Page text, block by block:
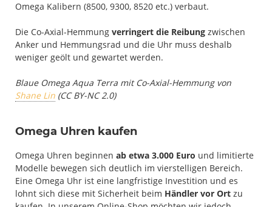
Omega Kalibern (8500, 9300, 8520 etc.) verbaut.
Die Co-Axial-Hemmung verringert die Reibung zwischen
Anker und Hemmungsrad und die Uhr muss deshalb
weniger geölt und gewartet werden.
Blaue Omega Aqua Terra mit Co-Axial-Hemmung von
Shane Lin (CC BY-NC 2.0)
Omega Uhren kaufen
Omega Uhren beginnen ab etwa 3.000 Euro und limitierte
Modelle bewegen sich deutlich im vierstelligen Bereich.
Eine Omega Uhr ist eine langfristige Investition und es
lohnt sich diese mit Sicherheit beim Händler vor Ort zu